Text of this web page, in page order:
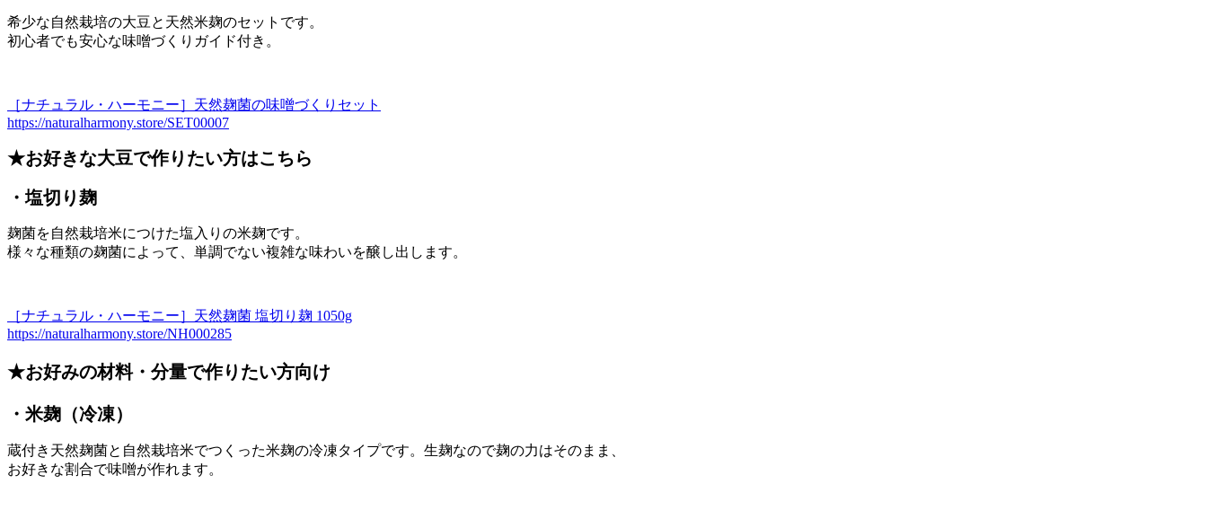
希少な自然栽培の大豆と天然米麹のセットです。
初心者でも安心な味噌づくりガイド付き。
［ナチュラル・ハーモニー］天然麹菌の味噌づくりセット
https://naturalharmony.store/SET00007
★お好きな大豆で作りたい方はこちら
・塩切り麹
麹菌を自然栽培米につけた塩入りの米麹です。
様々な種類の麹菌によって、単調でない複雑な味わいを醸し出します。
［ナチュラル・ハーモニー］天然麹菌 塩切り麹 1050g
https://naturalharmony.store/NH000285
★お好みの材料・分量で作りたい方向け
・米麹（冷凍）
蔵付き天然麹菌と自然栽培米でつくった米麹の冷凍タイプです。生麹なので麹の力はそのまま、
お好きな割合で味噌が作れます。